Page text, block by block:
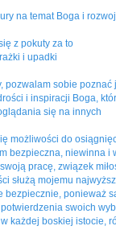
na temat Boga i
z pokuty za to
i upadki
pozwalam sobie poznać
i inspiracji Boga,
się na innych
możliwości do
bezpieczna, niewinna i
pracę, związek
służą mojemu
bezpiecznie, ponieważ
swoich
każdej boskiej istocie,